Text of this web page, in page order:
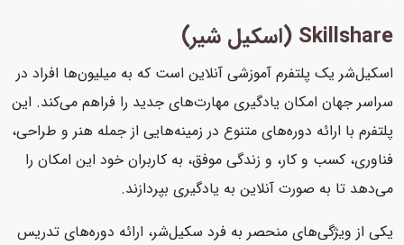
Skillshare (اسکیل شیر)
اسکیل‌شر یک پلتفرم آموزشی آنلاین است که به میلیون‌ها افراد در
سراسر جهان امکان یادگیری مهارت‌های جدید را فراهم می‌کند. این
پلتفرم با ارائه دوره‌های متنوع در زمینه‌هایی از جمله هنر و طراحی،
فناوری، کسب و کار، و زندگی موفق، به کاربران خود این امکان را
می‌دهد تا به صورت آنلاین به یادگیری بپردازند.
یکی از ویژگی‌های منحصر به فرد سکیل‌شر، ارائه دوره‌های تدریس